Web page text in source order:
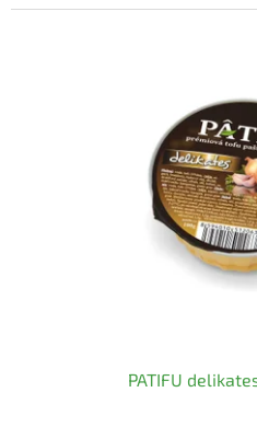
PATIFU